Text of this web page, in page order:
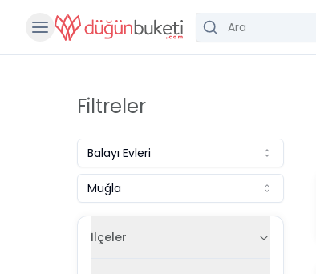
Filtreler
Balayı Evleri
Muğla
İlçeler